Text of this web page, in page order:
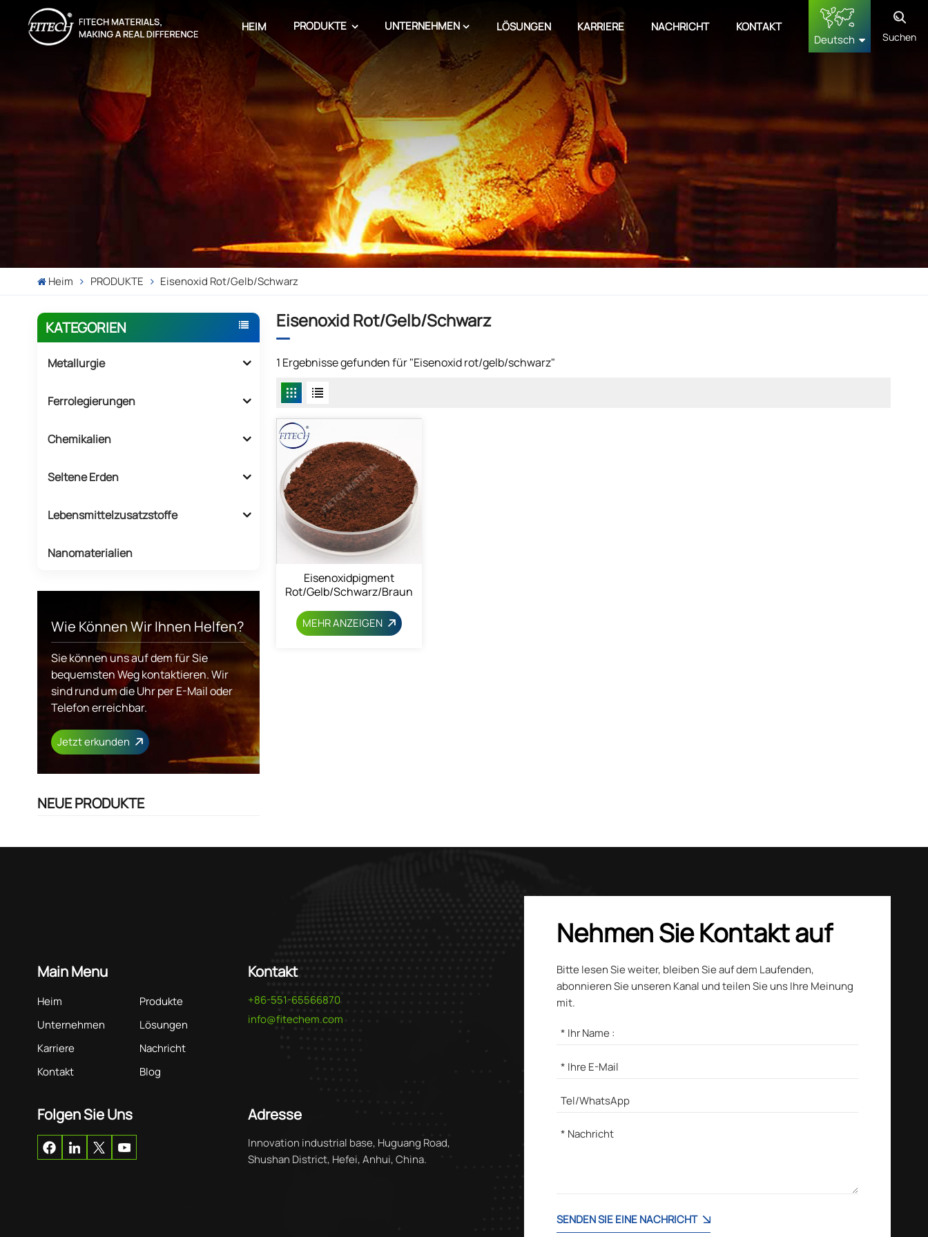
HEIM PRODUKTE UNTERNEHMEN LÖSUNGEN KARRIERE NACHRICHT
KONTAKT
Deutsch
français
Deutsch
русский
Suchen
Heim PRODUKTE Eisenoxid Rot/gelb/schwarz
KATEGORIEN
Metallurgie
Ferrolegierungen
Chemikalien
Seltene Erden
Lebensmittelzusatzstoffe
Nanomaterialien
Wie Können Wir Ihnen Helfen?
Sie können uns auf dem für Sie
bequemsten Weg kontaktieren. Wir
sind rund um die Uhr per E-Mail oder
Telefon erreichbar.
Jetzt erkunden
NEUE PRODUKTE
Eisenoxid Rot/gelb/schwarz
1 Ergebnisse gefunden für "Eisenoxid rot/gelb/schwarz"
Eisenoxidpigment
Rot/Gelb/Schwarz/Braun
MEHR ANZEIGEN
Main Menu
Heim
Produkte
Unternehmen
Lösungen
Karriere
Nachricht
Kontakt
Blog
Kontakt
+86-551-65566870
info@fitechem.com
Folgen Sie Uns Adresse
Innovation industrial base, Huguang Road,
Shushan District, Hefei, Anhui, China.
Nehmen Sie Kontakt auf
Bitte lesen Sie weiter, bleiben Sie auf dem Laufenden,
abonnieren Sie unseren Kanal und teilen Sie uns Ihre Meinung
mit.
SENDEN SIE EINE NACHRICHT